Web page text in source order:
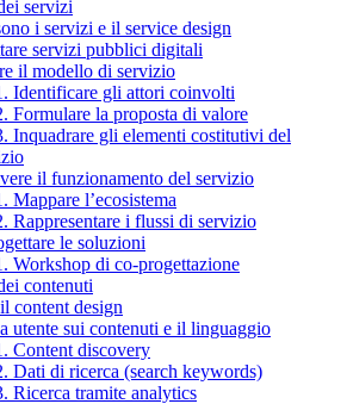
servizi
i servizi e il service design
servizi pubblici digitali
il modello di servizio
Identificare gli attori coinvolti
Formulare la proposta di valore
Inquadrare gli elementi costitutivi del
il funzionamento del servizio
Mappare l’ecosistema
Rappresentare i flussi di servizio
le soluzioni
Workshop di co-progettazione
contenuti
content design
utente sui contenuti e il linguaggio
Content discovery
Dati di ricerca (search keywords)
Ricerca tramite analytics